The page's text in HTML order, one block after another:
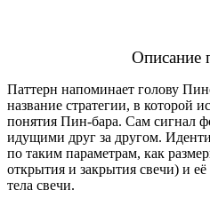
Описание
Паттерн напоминает голову
название стратегии, в которой
понятия Пин-бара. Сам сигнал
идущими друг за другом.
по таким параметрам, как
открытия и закрытия свечи) и
тела свечи.